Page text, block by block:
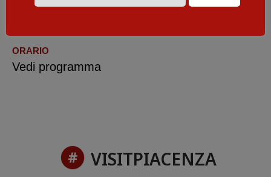
ORARIO
Vedi programma
VISITPIACENZA